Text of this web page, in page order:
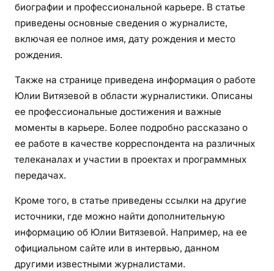
биографии и профессиональной карьере. В статье
приведены основные сведения о журналисте,
включая ее полное имя, дату рождения и место
рождения.
Также на странице приведена информация о работе
Юлии Витязевой в области журналистики. Описаны
ее профессиональные достижения и важные
моменты в карьере. Более подробно рассказано о
ее работе в качестве корреспондента на различных
телеканалах и участии в проектах и программных
передачах.
Кроме того, в статье приведены ссылки на другие
источники, где можно найти дополнительную
информацию об Юлии Витязевой. Например, на ее
официальном сайте или в интервью, данном
другими известными журналистами.